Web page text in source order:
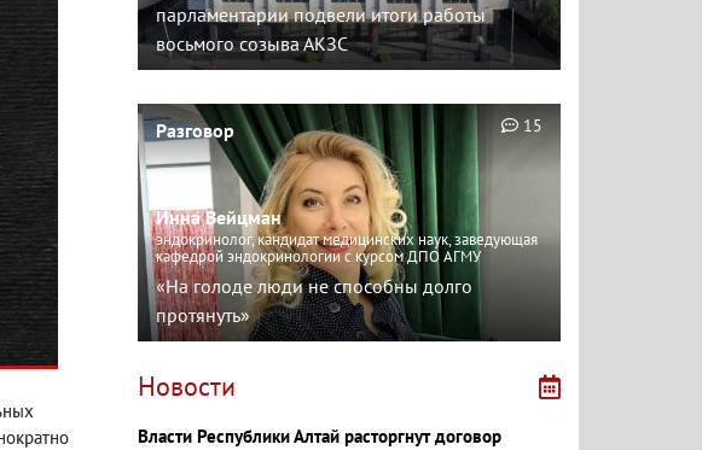
парламентарии подвели итоги работы
восьмого созыва АКЗС
Разговор
Инна Вейцман
эндокринолог, кандидат медицинских наук, заведующая
кафедрой эндокринологии с курсом ДПО АГМУ
«На голоде люди не способны долго
протянуть»
15
Новости
Власти Республики Алтай расторгнут договор